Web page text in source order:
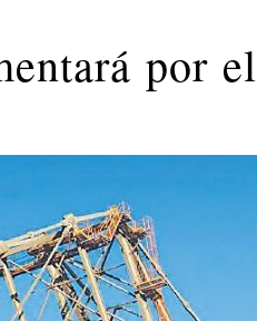
por el